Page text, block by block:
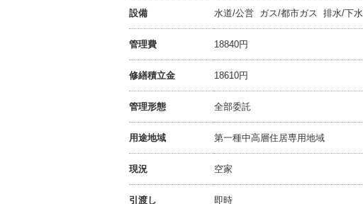
設備 水道/公営 ガス/都市ガス 排水/下水
管理費 18840円
修繕積立金 18610円
管理形態 全部委託
用途地域 第一種中高層住居専用地域
現況 空家
引渡し 即時